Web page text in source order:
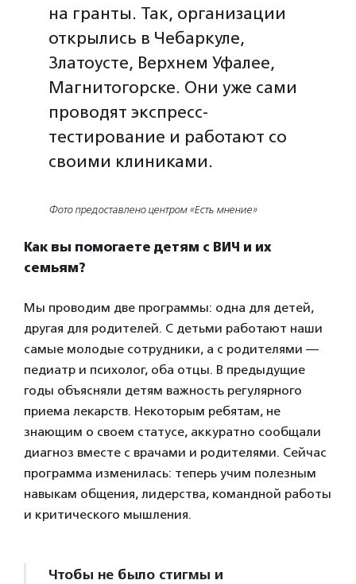
на гранты. Так, организации
открылись в Чебаркуле,
Златоусте, Верхнем Уфалее,
Магнитогорске. Они уже сами
проводят экспресс-
тестирование и работают со
своими клиниками.
Фото предоставлено центром «Есть мнение»
Как вы помогаете детям с ВИЧ и их
семьям?
Мы проводим две программы: одна для детей,
другая для родителей. С детьми работают наши
самые молодые сотрудники, а с родителями —
педиатр и психолог, оба отцы. В предыдущие
годы объясняли детям важность регулярного
приема лекарств. Некоторым ребятам, не
знающим о своем статусе, аккуратно сообщали
диагноз вместе с врачами и родителями. Сейчас
программа изменилась: теперь учим полезным
навыкам общения, лидерства, командной работы
и критического мышления.
Чтобы не было стигмы и